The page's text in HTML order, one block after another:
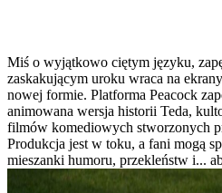
Miś o wyjątkowo ciętym języku,
zaskakującym uroku wraca na
nowej formie. Platforma Peacock
animowana wersja historii Teda,
filmów komediowych stworzonych
Produkcja jest w toku, a fani mogą
mieszanki humoru, przekleństw i...